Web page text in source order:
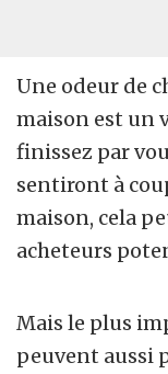
Une odeur de
maison est un
finissez par
sentiront à
maison, cela
acheteurs
Mais le plus
peuvent aussi